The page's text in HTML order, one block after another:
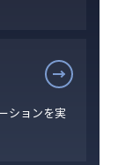
ションを実